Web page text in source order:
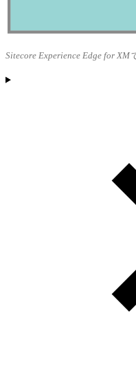
Sitecore Experience Edge for